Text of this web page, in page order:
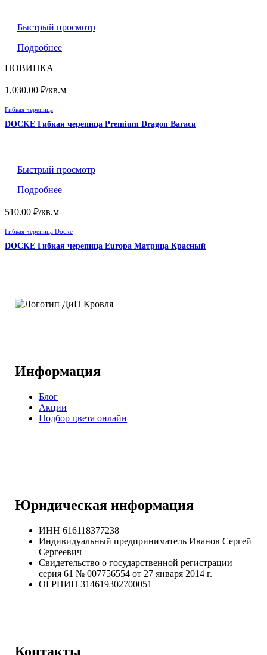
Быстрый просмотр
Подробнее
НОВИНКА
1,030.00 ₽/кв.м
Гибкая черепица
DOCKE Гибкая черепица Premium Dragon Вагаси
Быстрый просмотр
Подробнее
510.00 ₽/кв.м
Гибкая черепица Docke
DOCKE Гибкая черепица Europa Матрица Красный
Информация
Блог
Акции
Подбор цвета онлайн
Юридическая информация
ИНН 616118377238
Индивидуальный предприниматель Иванов Сергей
Сергеевич
Свидетельство о государственной регистрации
серия 61 № 007756554 от 27 января 2014 г.
ОГРНИП314619302700051
Контакты